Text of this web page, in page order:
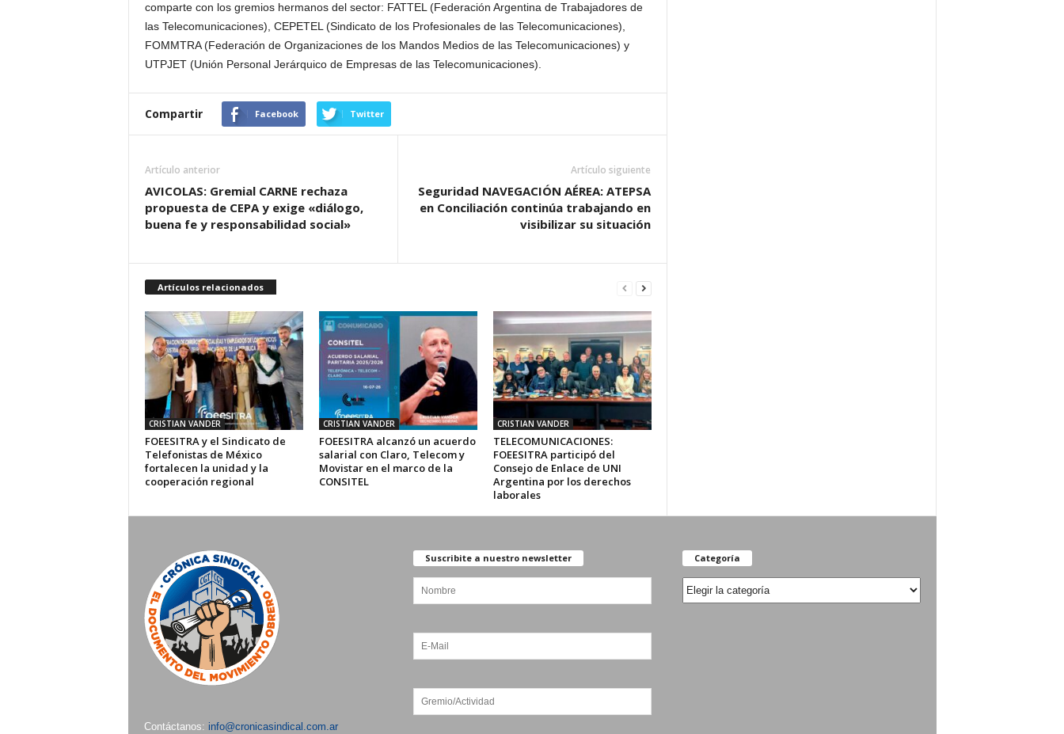
comparte con los gremios hermanos del sector: FATTEL (Federación Argentina de Trabajadores de
las Telecomunicaciones), CEPETEL (Sindicato de los Profesionales de las Telecomunicaciones),
FOMMTRA (Federación de Organizaciones de los Mandos Medios de las Telecomunicaciones) y
UTPJET (Unión Personal Jerárquico de Empresas de las Telecomunicaciones).
Compartir Facebook Twitter
Artículo anterior
AVICOLAS: Gremial CARNE rechaza
propuesta de CEPA y exige «diálogo,
buena fe y responsabilidad social»
Artículo siguiente
Seguridad NAVEGACIÓN AÉREA: ATEPSA
en Conciliación continúa trabajando en
visibilizar su situación
Artículos relacionados
CRISTIAN VANDER
FOEESITRA y el Sindicato de
Telefonistas de México
fortalecen la unidad y la
cooperación regional
CRISTIAN VANDER
FOEESITRA alcanzó un acuerdo
salarial con Claro, Telecom y
Movistar en el marco de la
CONSITEL
CRISTIAN VANDER
TELECOMUNICACIONES:
FOEESITRA participó del
Consejo de Enlace de UNI
Argentina por los derechos
laborales
Contáctanos: info@cronicasindical.com.ar
Suscribite a nuestro newsletter Categoría
Categoría